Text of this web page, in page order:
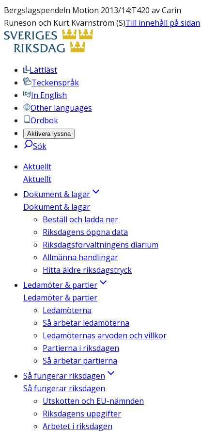
Bergslagspendeln Motion 2013/14:T420 av Carin
Runeson och Kurt Kvarnström (S)Till innehåll på sidan
Lättläst
Teckenspråk
In English
Other languages
Ordbok
Aktivera lyssna
Sök
Aktuellt
Aktuellt
Dokument & lagar
Dokument & lagar
Beställ och ladda ner
Riksdagens öppna data
Riksdagsförvaltningens diarium
Allmänna handlingar
Hitta äldre riksdagstryck
Ledamöter & partier
Ledamöter & partier
Ledamöterna
Så arbetar ledamöterna
Ledamöternas arvoden och villkor
Partierna i riksdagen
Så arbetar partierna
Så fungerar riksdagen
Så fungerar riksdagen
Utskotten och EU-nämnden
Riksdagens uppgifter
Arbetet i riksdagen